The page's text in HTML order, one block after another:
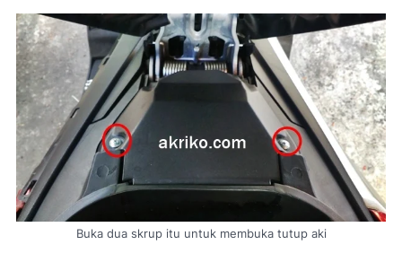
Buka dua skrup itu untuk membuka tutup aki